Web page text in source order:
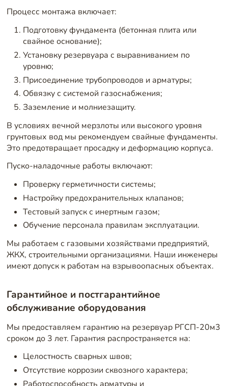
Процесс монтажа включает:
Подготовку фундамента (бетонная плита или
свайное основание);
Установку резервуара с выравниванием по
уровню;
Присоединение трубопроводов и арматуры;
Обвязку с системой газоснабжения;
Заземление и молниезащиту.
В условиях вечной мерзлоты или высокого уровня
грунтовых вод мы рекомендуем свайные фундаменты.
Это предотвращает просадку и деформацию корпуса.
Пуско-наладочные работы включают:
Проверку герметичности системы;
Настройку предохранительных клапанов;
Тестовый запуск с инертным газом;
Обучение персонала правилам эксплуатации.
Мы работаем с газовыми хозяйствами предприятий,
ЖКХ, строительными организациями. Наши инженеры
имеют допуск к работам на взрывоопасных объектах.
Гарантийное и постгарантийное
обслуживание оборудования
Мы предоставляем гарантию на резервуар РГСП-20м3
сроком до 3 лет. Гарантия распространяется на:
Целостность сварных швов;
Отсутствие коррозии сквозного характера;